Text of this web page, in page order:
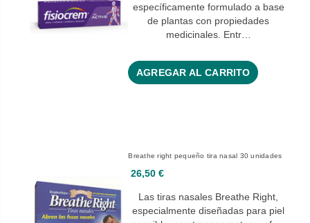
específicamente formulado a base
de plantas con propiedades
medicinales. Entr…
AGREGAR AL CARRITO
Breathe right pequeño tira nasal 30 unidades
26,50 €
Las tiras nasales Breathe Right,
especialmente diseñadas para piel